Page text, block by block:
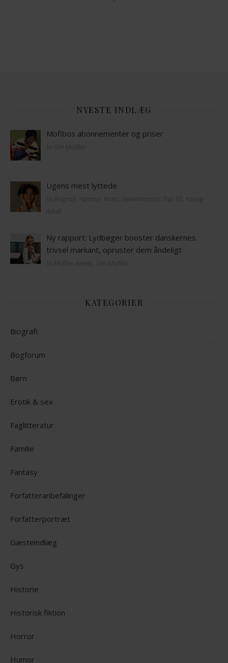
NYESTE INDLÆG
Mofibos abonnementer og priser
Ugens mest lyttede
Ny rapport: Lydbøger booster danskernes
trivsel markant, opruster dem åndeligt
KATEGORIER
Biografi
Bogforum
Børn
Erotik & sex
Faglitteratur
Familie
Fantasy
Forfatteranbefalinger
Forfatterportræt
Gæsteindlæg
Gys
Historie
Historisk fiktion
Horror
Humor